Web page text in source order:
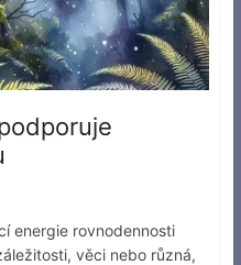
energie rovnodennosti
věci nebo různá,